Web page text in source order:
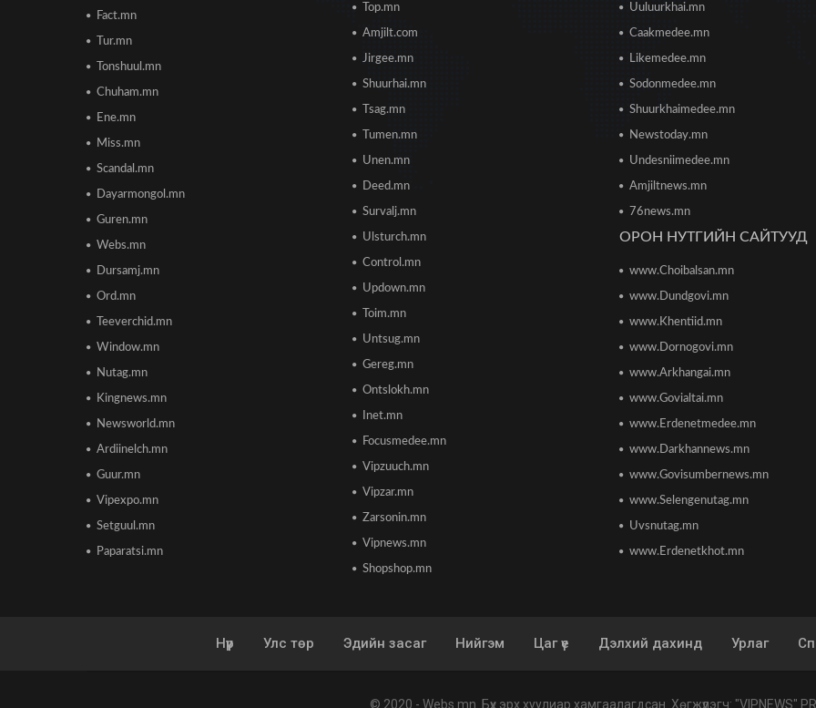
Fact.mn
Tur.mn
Tonshuul.mn
Chuham.mn
Ene.mn
Miss.mn
Scandal.mn
Dayarmongol.mn
Guren.mn
Webs.mn
Dursamj.mn
Ord.mn
Teeverchid.mn
Window.mn
Nutag.mn
Kingnews.mn
Newsworld.mn
Ardiinelch.mn
Guur.mn
Vipexpo.mn
Setguul.mn
Paparatsi.mn
Top.mn
Amjilt.com
Jirgee.mn
Shuurhai.mn
Tsag.mn
Tumen.mn
Unen.mn
Deed.mn
Survalj.mn
Ulsturch.mn
Control.mn
Updown.mn
Toim.mn
Untsug.mn
Gereg.mn
Ontslokh.mn
Inet.mn
Focusmedee.mn
Vipzuuch.mn
Vipzar.mn
Zarsonin.mn
Vipnews.mn
Shopshop.mn
Uuluurkhai.mn
Caakmedee.mn
Likemedee.mn
Sodonmedee.mn
Shuurkhaimedee.mn
Newstoday.mn
Undesniimedee.mn
Amjiltnews.mn
76news.mn
ОРОН НУТГИЙН САЙТУУД
www.Choibalsan.mn
www.Dundgovi.mn
www.Khentiid.mn
www.Dornogovi.mn
www.Arkhangai.mn
www.Govialtai.mn
www.Erdenetmedee.mn
www.Darkhannews.mn
www.Govisumbernews.mn
www.Selengenutag.mn
Uvsnutag.mn
www.Erdenetkhot.mn
Нүүр Улс төр Эдийн засаг Нийгэм Цаг үе Дэлхий дахинд Урлаг
© 2020 - Webs.mn . Бүх эрх хуулиар хамгаалагдсан. Хөгжүүлэгч: "VIPNEWS"